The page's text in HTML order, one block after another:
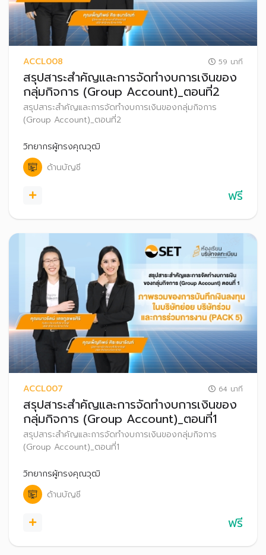
ACCL008 59 นาที
สรุปสาระสำคัญและการจัดทำงบการเงินของ
กลุ่มกิจการ (Group Account)_ตอนที่2
สรุปสาระสำคัญและการจัดทำงบการเงินของกลุ่มกิจการ
(Group Account)_ตอนที่2
วิทยากรผู้ทรงคุณวุฒิ
ด้านบัญชี
ฟรี
ACCL007 64 นาที
สรุปสาระสำคัญและการจัดทำงบการเงินของ
กลุ่มกิจการ (Group Account)_ตอนที่1
สรุปสาระสำคัญและการจัดทำงบการเงินของกลุ่มกิจการ
(Group Account)_ตอนที่1
วิทยากรผู้ทรงคุณวุฒิ
ด้านบัญชี
ฟรี